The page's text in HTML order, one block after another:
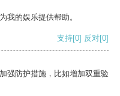
我的娱乐提供帮助。
支持[0] 反对[0]
强防护措施，比如增加双重验